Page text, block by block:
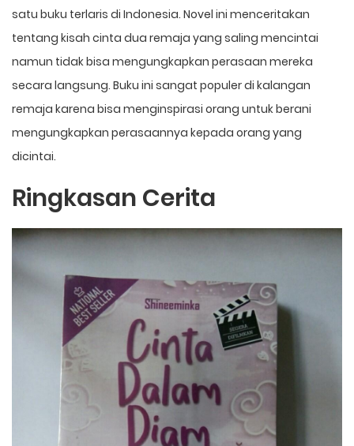
satu buku terlaris di Indonesia. Novel ini menceritakan
tentang kisah cinta dua remaja yang saling mencintai
namun tidak bisa mengungkapkan perasaan mereka
secara langsung. Buku ini sangat populer di kalangan
remaja karena bisa menginspirasi orang untuk berani
mengungkapkan perasaannya kepada orang yang
dicintai.
Ringkasan Cerita